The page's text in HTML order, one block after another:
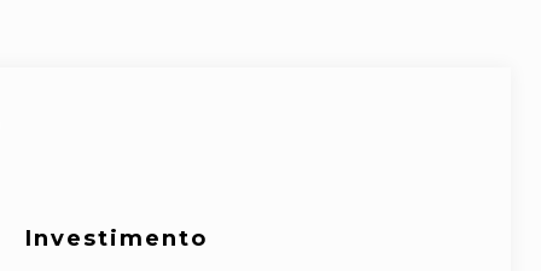
Investimento